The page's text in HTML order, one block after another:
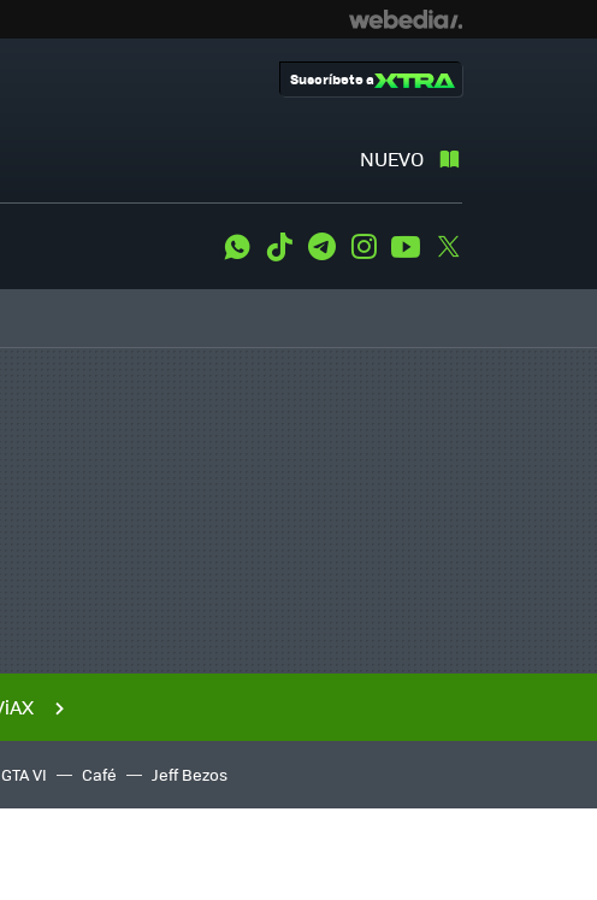
NUEVO
Suscríbete a
WhatsApp
Tiktok TelegramInstagramYoutube
GTA VI Café Jeff Bezos